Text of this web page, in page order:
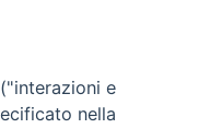
e
nella